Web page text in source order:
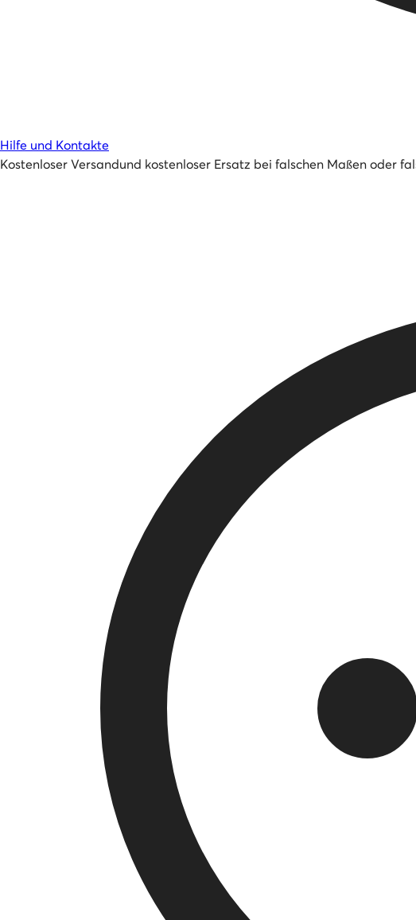
Hilfe und Kontakte
Kostenloser Versandund kostenloser Ersatz bei falschen Maßen oder